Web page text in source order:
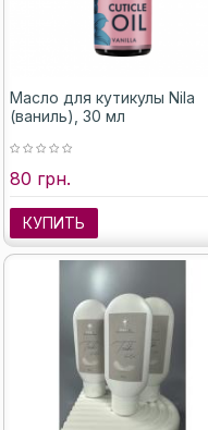
Масло для кутикулы Nila
(ваниль), 30 мл
80 грн.
КУПИТЬ